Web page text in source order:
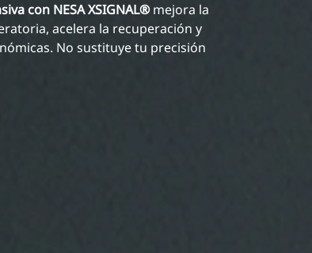
con NESA XSIGNAL®mejora la
acelera la recuperación y
No sustituye tu precisión